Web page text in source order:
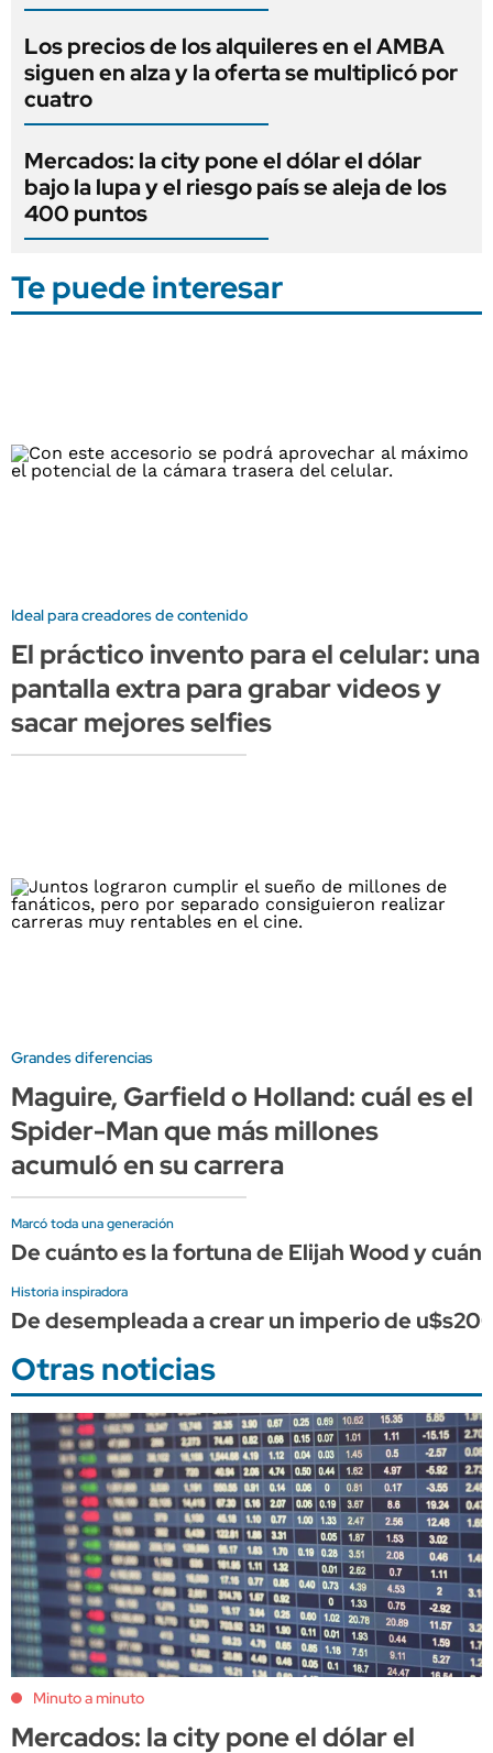
Los precios de los alquileres en el AMBA
siguen en alza y la oferta se multiplicó por
cuatro
Mercados: la city pone el dólar el dólar
bajo la lupa y el riesgo país se aleja de los
400 puntos
Te puede interesar
Ideal para creadores de contenido
El práctico invento para el celular: una
pantalla extra para grabar videos y
sacar mejores selfies
Grandes diferencias
Maguire, Garfield o Holland: cuál es el
Spider-Man que más millones
acumuló en su carrera
Marcó toda una generación
De cuánto es la fortuna de Elijah Wood y
Historia inspiradora
De desempleada a crear un imperio de
Otras noticias
Minuto a minuto
Mercados: la city pone el dólar el